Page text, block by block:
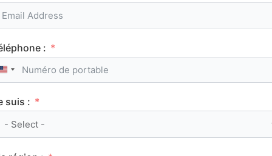
:
United States +1
suis :